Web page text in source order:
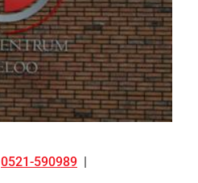
0521-590989